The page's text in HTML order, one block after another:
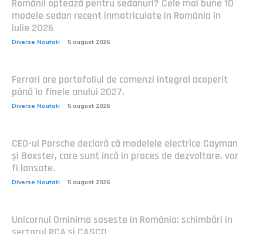
Românii optează pentru sedanuri? Cele mai bune 10
modele sedan recent înmatriculate în România în
iulie 2026
Diverse Noutati 5 august 2026
Ferrari are portofoliul de comenzi integral acoperit
până la finele anului 2027.
Diverse Noutati 5 august 2026
CEO-ul Porsche declară că modelele electrice Cayman
și Boxster, care sunt încă în proces de dezvoltare, vor
fi lansate.
Diverse Noutati 5 august 2026
Unicornul Ominimo soseste în România: schimbări în